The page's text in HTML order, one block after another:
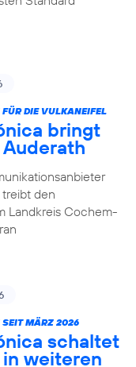
FÜR DIE VULKANEIFEL
bringt
den
Landkreis Cochem-
SEIT MÄRZ 2026
schaltet
weiteren